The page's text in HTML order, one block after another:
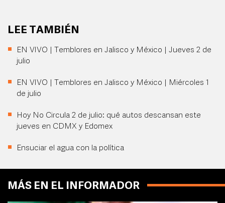
LEE TAMBIÉN
EN VIVO | Temblores en Jalisco y México | Jueves 2 de
julio
EN VIVO | Temblores en Jalisco y México | Miércoles 1
de julio
Hoy No Circula 2 de julio: qué autos descansan este
jueves en CDMX y Edomex
Ensuciar el agua con la política
MÁS EN EL INFORMADOR